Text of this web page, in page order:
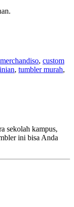
, custom
, tumbler murah,
sekolah kampus,
ini bisa Anda